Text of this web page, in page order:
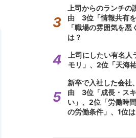
上司からのランチ
由 3位「情報共有
「職場の雰囲気を
は？
上司にしたい有名
モリ」、2位「天海
新卒で入社した会社
由 3位「成長・ス
い」、2位「労働時
の労働条件」、1位は